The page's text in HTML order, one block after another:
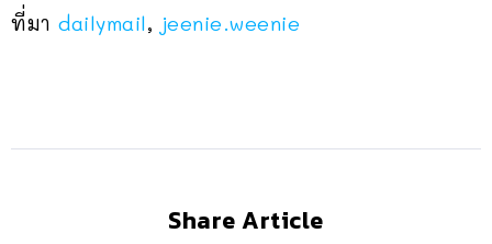
ที่มา dailymail, jeenie.weenie
Share Article